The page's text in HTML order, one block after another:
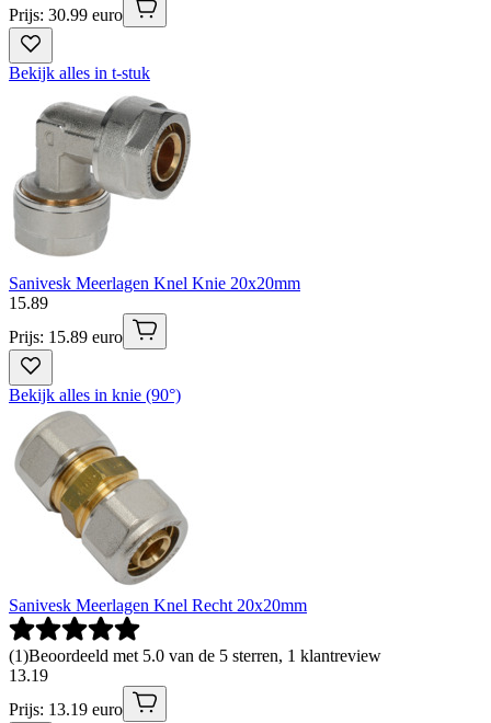
Prijs: 30.99 euro
Bekijk alles in t-stuk
Sanivesk Meerlagen Knel Knie 20x20mm
15.89
Prijs: 15.89 euro
Bekijk alles in knie (90°)
Sanivesk Meerlagen Knel Recht 20x20mm
(1)Beoordeeld met 5.0 van de 5 sterren, 1 klantreview
13.19
Prijs: 13.19 euro